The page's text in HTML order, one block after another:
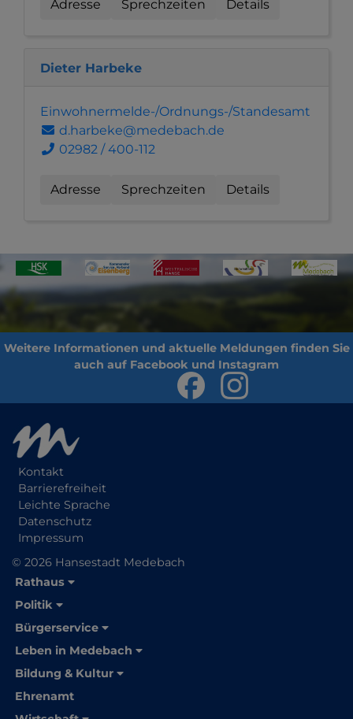
Adresse Sprechzeiten Details
Dieter Harbeke
Einwohnermelde-/Ordnungs-/Standesamt
d.harbeke@medebach.de
02982 / 400-112
Adresse Sprechzeiten Details
Kontakt
Barrierefreiheit
Leichte Sprache
Datenschutz
Impressum
© 2026 Hansestadt Medebach
Rathaus
Politik
Bürgerservice
Leben in Medebach
Bildung & Kultur
Ehrenamt